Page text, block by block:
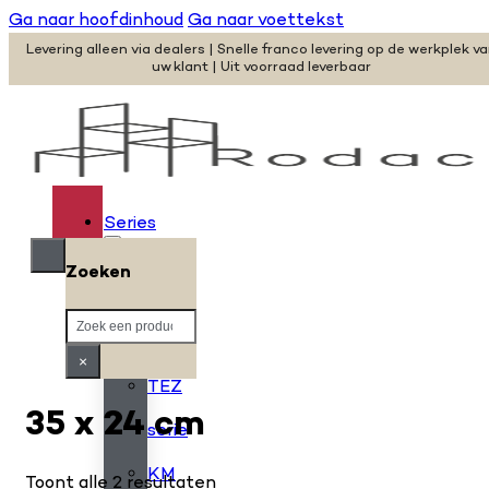
Ga naar hoofdinhoudGa naar voettekst
Levering alleen via dealers | Snelle franco levering op de werkplek
uw klant | Uit voorraad leverbaar
Series
serie
TEZ
serie
KM
Zoeken
Zoeken
×
35 x 24 cm
Toont alle 2 resultaten